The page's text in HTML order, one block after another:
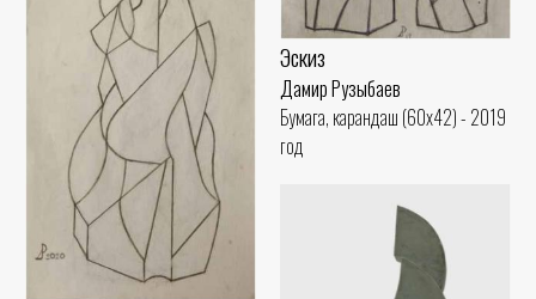
Эскиз
Дамир Рузыбаев
Бумага, карандаш (60x42) - 2019
год